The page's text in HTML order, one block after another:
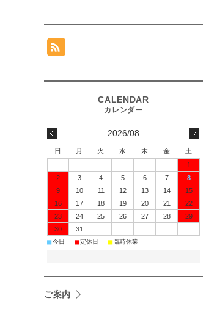
2026/08
日 月 火 水 木 金
土
1
2
3 4 5 6 7
8
9
10 11 12 13 14
15
16
17 18 19 20 21
22
23
24 25 26 27 28
29
30
31
■今日 ■定休日 ■臨時休業
ご案内